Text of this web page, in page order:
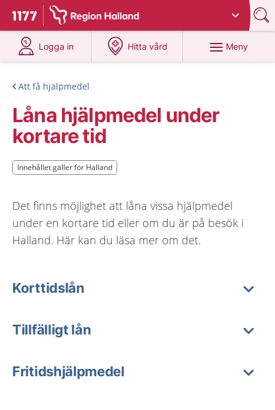
Till startsidan för 1177
Du har valt region Halland
Logga in
på 1177.se
Hitta vård
på 1177.se
Meny
Att få hjälpmedel
Låna hjälpmedel under
kortare tid
Innehållet gäller för Halland
Innehållet gäller för Halland
Det finns möjlighet att låna vissa hjälpmedel
under en kortare tid eller om du är på besök i
Halland. Här kan du läsa mer om det.
Korttidslån
Tillfälligt lån
Fritidshjälpmedel